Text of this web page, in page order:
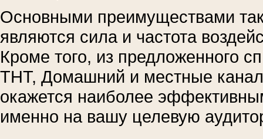
Основными преимуществами
являются сила и частота
Кроме того, из предложенного
ТНТ, Домашний и местные
окажется наиболее
именно на вашу целевую